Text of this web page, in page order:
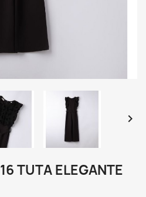

TUTA ELEGANTE